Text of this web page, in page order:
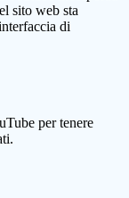
sito web sta
di
per tenere